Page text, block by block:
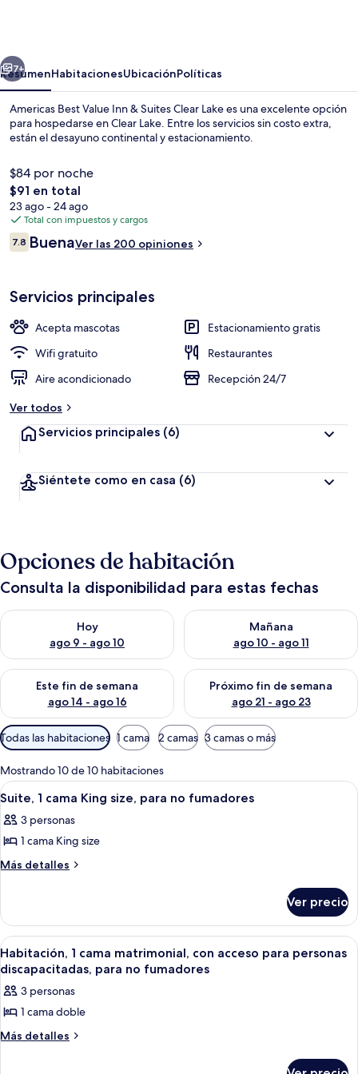
&
Suites
Clear
Lake
Lobby
Siguiente
7+
ResumenHabitacionesUbicaciónPolíticas
Americas Best Value Inn & Suites Clear Lake es una excelente opción
para hospedarse en Clear Lake. Entre los servicios sin costo extra,
están el desayuno continental y estacionamiento.
$84 por noche
El
precio
total
es
de
$91 en total
23 ago - 24 ago
Total con impuestos y cargos
Opiniones
7.87.8 de 10,
BuenaVer las 200 opiniones
Servicios principales
Acepta mascotas
Estacionamiento gratis
Wifi gratuito
Restaurantes
Aire acondicionado
Recepción 24/7
Ver todos
Servicios principales (6)
Siéntete como en casa (6)
Opciones de habitación
Consulta la disponibilidad para estas fechas
Hoy
ago 9 - ago 10
Consulta la disponibilidad para hoy ago 9 - ago 10
Mañana
ago 10 - ago 11
Consulta la disponibilidad
Este fin de semana
ago 14 - ago 16
Consulta la disponibilidad para este fin de semana ago 14 -
Próximo fin de semana
ago 21 - ago 23
Consulta la disponibilidad
Filtros
disponibles
para
las
habitaciones
Todas las habitaciones 1 cama 2 camas 3 camas o más
Mostrando 10 de 10 habitaciones
Abrir
todas
las
fotos
de
cama
King
size,
para
no
fumadores
Un baño con lavamanos, inodoro y
1
Suite, 1 cama King size, para no fumadores
3 personas
1 cama King size
Más detalles
Más
1
cama
King
size,
no
fumadores
Ver precio
Abrir
todas
las
fotos
de
Habitación,
Un baño con lavamanos, inodoro y
1
Habitación, 1 cama matrimonial, con acceso para personas
discapacitadas, para no fumadores
3 personas
1 cama doble
Más detalles
Más